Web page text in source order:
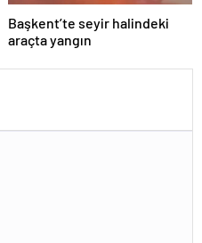
Başkent’te seyir halindeki
araçta yangın